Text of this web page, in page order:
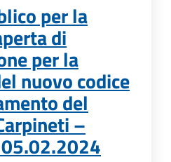
per la
di
per la
nuovo codice
del
–
05.02.2024